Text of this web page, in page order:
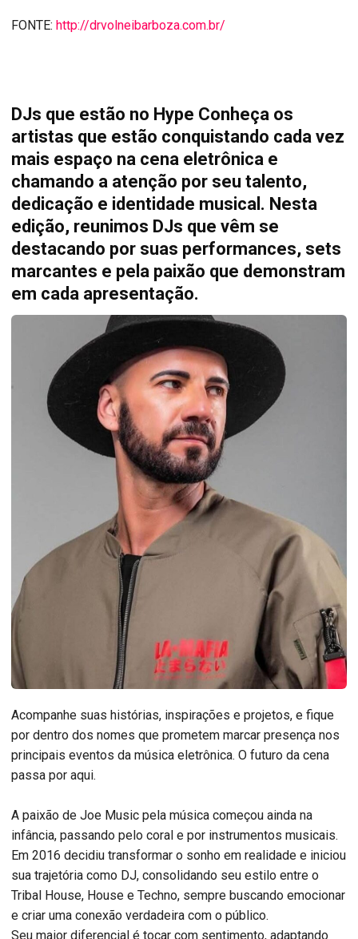
FONTE: http://drvolneibarboza.com.br/
DJs que estão no Hype Conheça os
artistas que estão conquistando cada vez
mais espaço na cena eletrônica e
chamando a atenção por seu talento,
dedicação e identidade musical. Nesta
edição, reunimos DJs que vêm se
destacando por suas performances, sets
marcantes e pela paixão que demonstram
em cada apresentação.
Acompanhe suas histórias, inspirações e projetos, e fique
por dentro dos nomes que prometem marcar presença nos
principais eventos da música eletrônica. O futuro da cena
passa por aqui.
A paixão de Joe Music pela música começou ainda na
infância, passando pelo coral e por instrumentos musicais.
Em 2016 decidiu transformar o sonho em realidade e iniciou
sua trajetória como DJ, consolidando seu estilo entre o
Tribal House, House e Techno, sempre buscando emocionar
e criar uma conexão verdadeira com o público.
Seu maior diferencial é tocar com sentimento, adaptando